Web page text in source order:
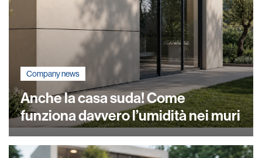
Company news
Anche la casa suda! Come
funziona davvero l’umidità nei muri